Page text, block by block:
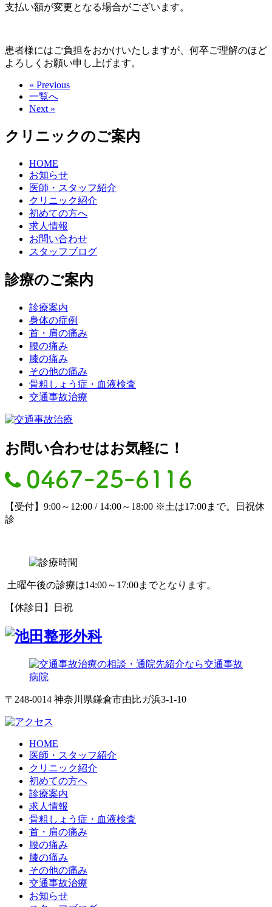
支払い額が変更となる場合がございます。
患者様にはご負担をおかけいたしますが、何卒ご理解のほど
よろしくお願い申し上げます。
« Previous
一覧へ
Next »
クリニックのご案内
HOME
お知らせ
医師・スタッフ紹介
クリニック紹介
初めての方へ
求人情報
お問い合わせ
スタッフブログ
診療のご案内
診療案内
身体の症例
首・肩の痛み
腰の痛み
膝の痛み
その他の痛み
骨粗しょう症・血液検査
交通事故治療
お問い合わせはお気軽に！
【受付】9:00～12:00 / 14:00～18:00 ※土は17:00まで。日祝休
診
土曜午後の診療は14:00～17:00までとなります。
【休診日】日祝
〒248-0014 神奈川県鎌倉市由比ガ浜3-1-10
HOME
医師・スタッフ紹介
クリニック紹介
初めての方へ
診療案内
求人情報
骨粗しょう症・血液検査
首・肩の痛み
腰の痛み
膝の痛み
その他の痛み
交通事故治療
お知らせ